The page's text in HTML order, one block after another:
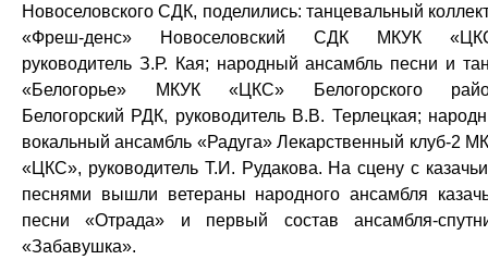
Новоселовского СДК, поделились: танцевальный
«Фреш-денс» Новоселовский СДК МКУК
руководитель З.Р. Кая; народный ансамбль песни и
«Белогорье» МКУК «ЦКС» Белогорского
Белогорский РДК, руководитель В.В. Терлецкая;
вокальный ансамбль «Радуга» Лекарственный клуб-2
«ЦКС», руководитель Т.И. Рудакова. На сцену с
песнями вышли ветераны народного ансамбля
песни «Отрада» и первый состав ансамбля-
«Забавушка».